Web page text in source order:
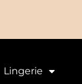
Lingerie